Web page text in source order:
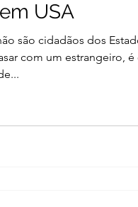
USA
são cidadãos dos
com um estrangeiro, é